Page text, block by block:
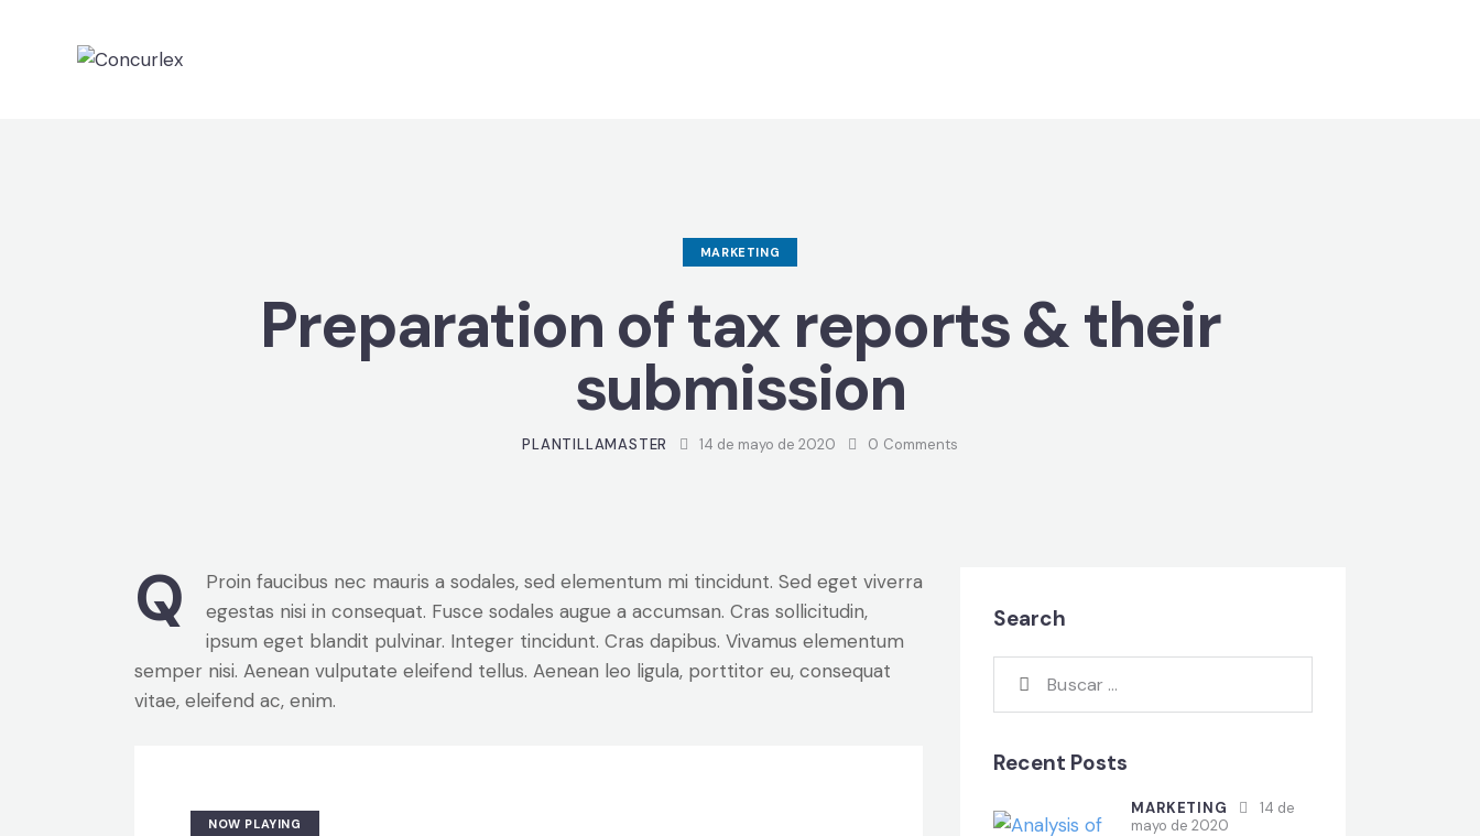
MARKETING
Preparation of tax reports & their
submission
PLANTILLAMASTER 14 de mayo de 2020 0 Comments
Q
Proin faucibus nec mauris a sodales, sed elementum mi tincidunt. Sed eget viverra
egestas nisi in consequat. Fusce sodales augue a accumsan. Cras sollicitudin,
ipsum eget blandit pulvinar. Integer tincidunt. Cras dapibus. Vivamus elementum
semper nisi. Aenean vulputate eleifend tellus. Aenean leo ligula, porttitor eu, consequat
vitae, eleifend ac, enim.
NOW PLAYING
Search
Recent Posts
MARKETING
14 de
mayo de 2020